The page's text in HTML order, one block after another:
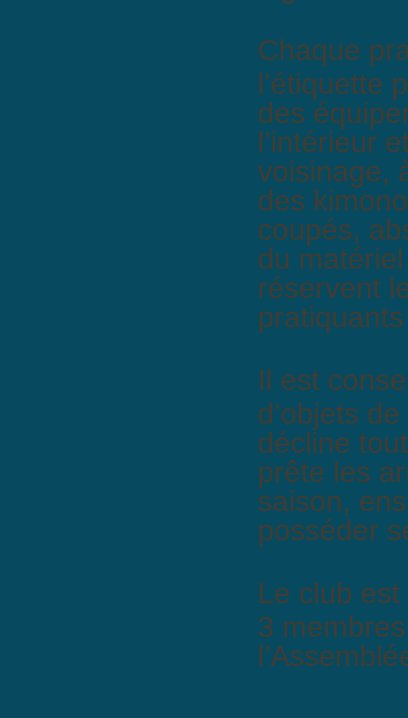
Chaque
l’étiquette
des
l’intérieur
voisinage,
des
coupés,
du
réservent
Il est
d’objets
décline
prête les
saison,
posséder
Le club
3